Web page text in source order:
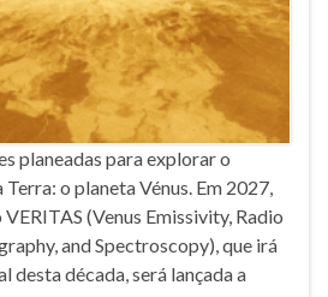
planeadas para explorar o
o planeta Vénus. Em 2027,
(Venus Emissivity, Radio
and Spectroscopy), que irá
desta década, será lançada a